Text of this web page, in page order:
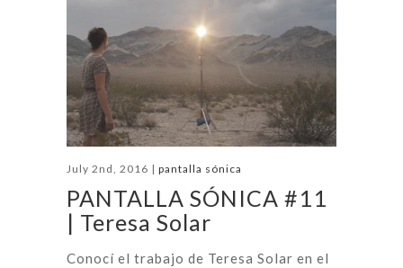
July 2nd, 2016 | pantalla sónica
PANTALLA SÓNICA #11
| Teresa Solar
Conocí el trabajo de Teresa Solar en el